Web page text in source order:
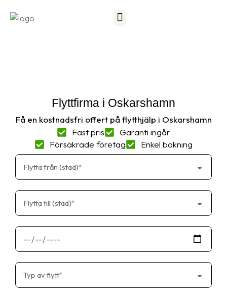
Flyttfirma i Oskarshamn
Få en kostnadsfri offert på flytthjälp i Oskarshamn
Fast pris
Garanti ingår
Försäkrade företag
Enkel bokning